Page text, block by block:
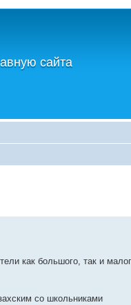
сайта
как большого, так и
со школьниками